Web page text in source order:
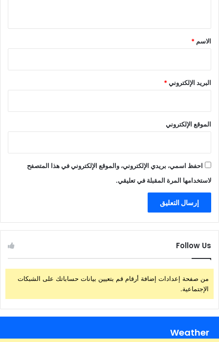
*
الاسم *
البريد الإلكتروني*
الموقع الإلكتروني
احفظ اسمي، بريدي الإلكتروني، والموقع الإلكتروني في هذا المتصفح
لاستخدامها المرة المقبلة في تعليقي.
Follow Us
من صفحة إعدادات إضافة أرقام قم بتعيين بيانات حساباتك على الشبكات
الإجتماعية.
Weather